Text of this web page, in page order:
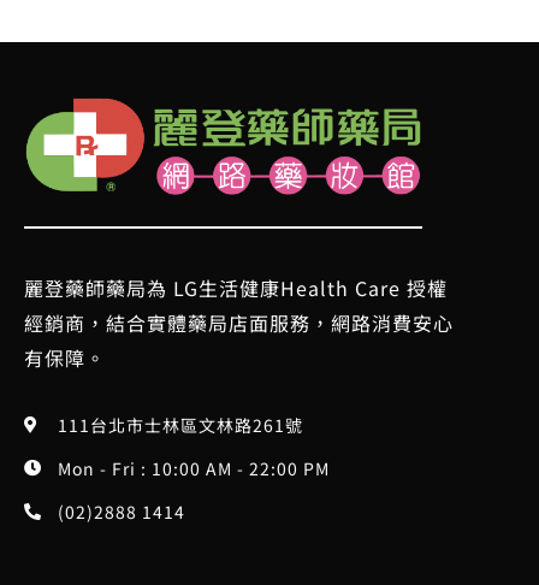
麗登藥師藥局為 LG生活健康Health Care 授權
經銷商，結合實體藥局店面服務，網路消費安心
有保障。
111台北市士林區文林路261號
Mon - Fri : 10:00 AM - 22:00 PM
(02)2888 1414